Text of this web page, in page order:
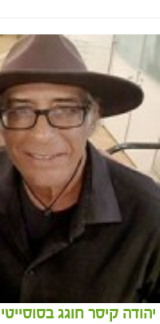
יהודה קיסר חוגג בסוסייטי